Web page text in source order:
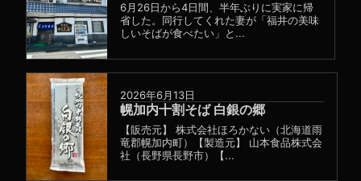
6月26日から4日間、半年ぶりに実家に帰
省した。同行してくれた妻が「福井の美味
しいそばが食べたい」と...
2026年6月13日
幌加内十割そば 白銀の郷
【販売元】 株式会社ほろかない（北海道雨
竜郡幌加内町）【製造元】 山本食品株式会
社（長野県長野市）【...